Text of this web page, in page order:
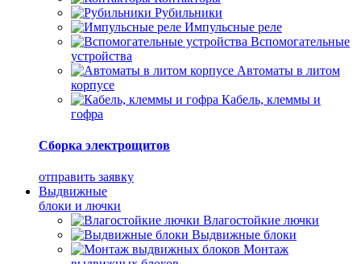
Рубильники
Импульсные реле
Вспомогательные
устройства
Автоматы в литом
корпусе
Кабель, клеммы и
гофра
Сборка электрощитов
отправить заявку
Выдвижные
блоки и лючки
Влагостойкие лючки
Выдвижные блоки
Монтаж